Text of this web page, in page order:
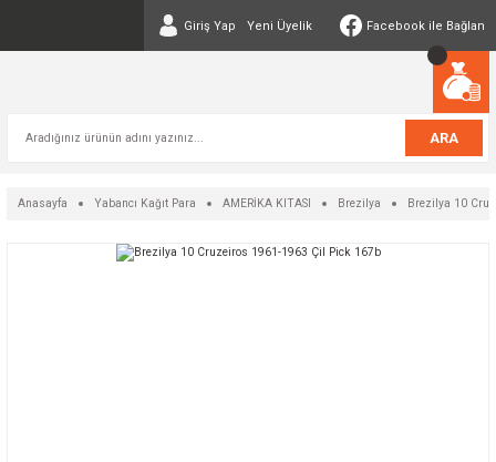
Giriş Yap Yeni Üyelik Facebook ile Bağlan
ARA
Anasayfa Yabancı Kağıt Para AMERİKA KITASI Brezilya Brezilya 10